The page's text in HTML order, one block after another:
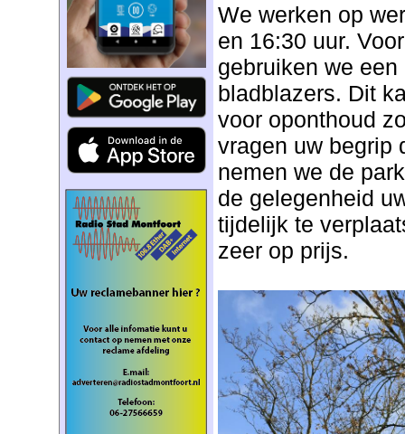
We werken op
en 16:30 uur.
gebruiken we
bladblazers. Dit
voor oponthoud
vragen uw begrip
nemen we de
de gelegenheid
tijdelijk te
zeer op prijs.